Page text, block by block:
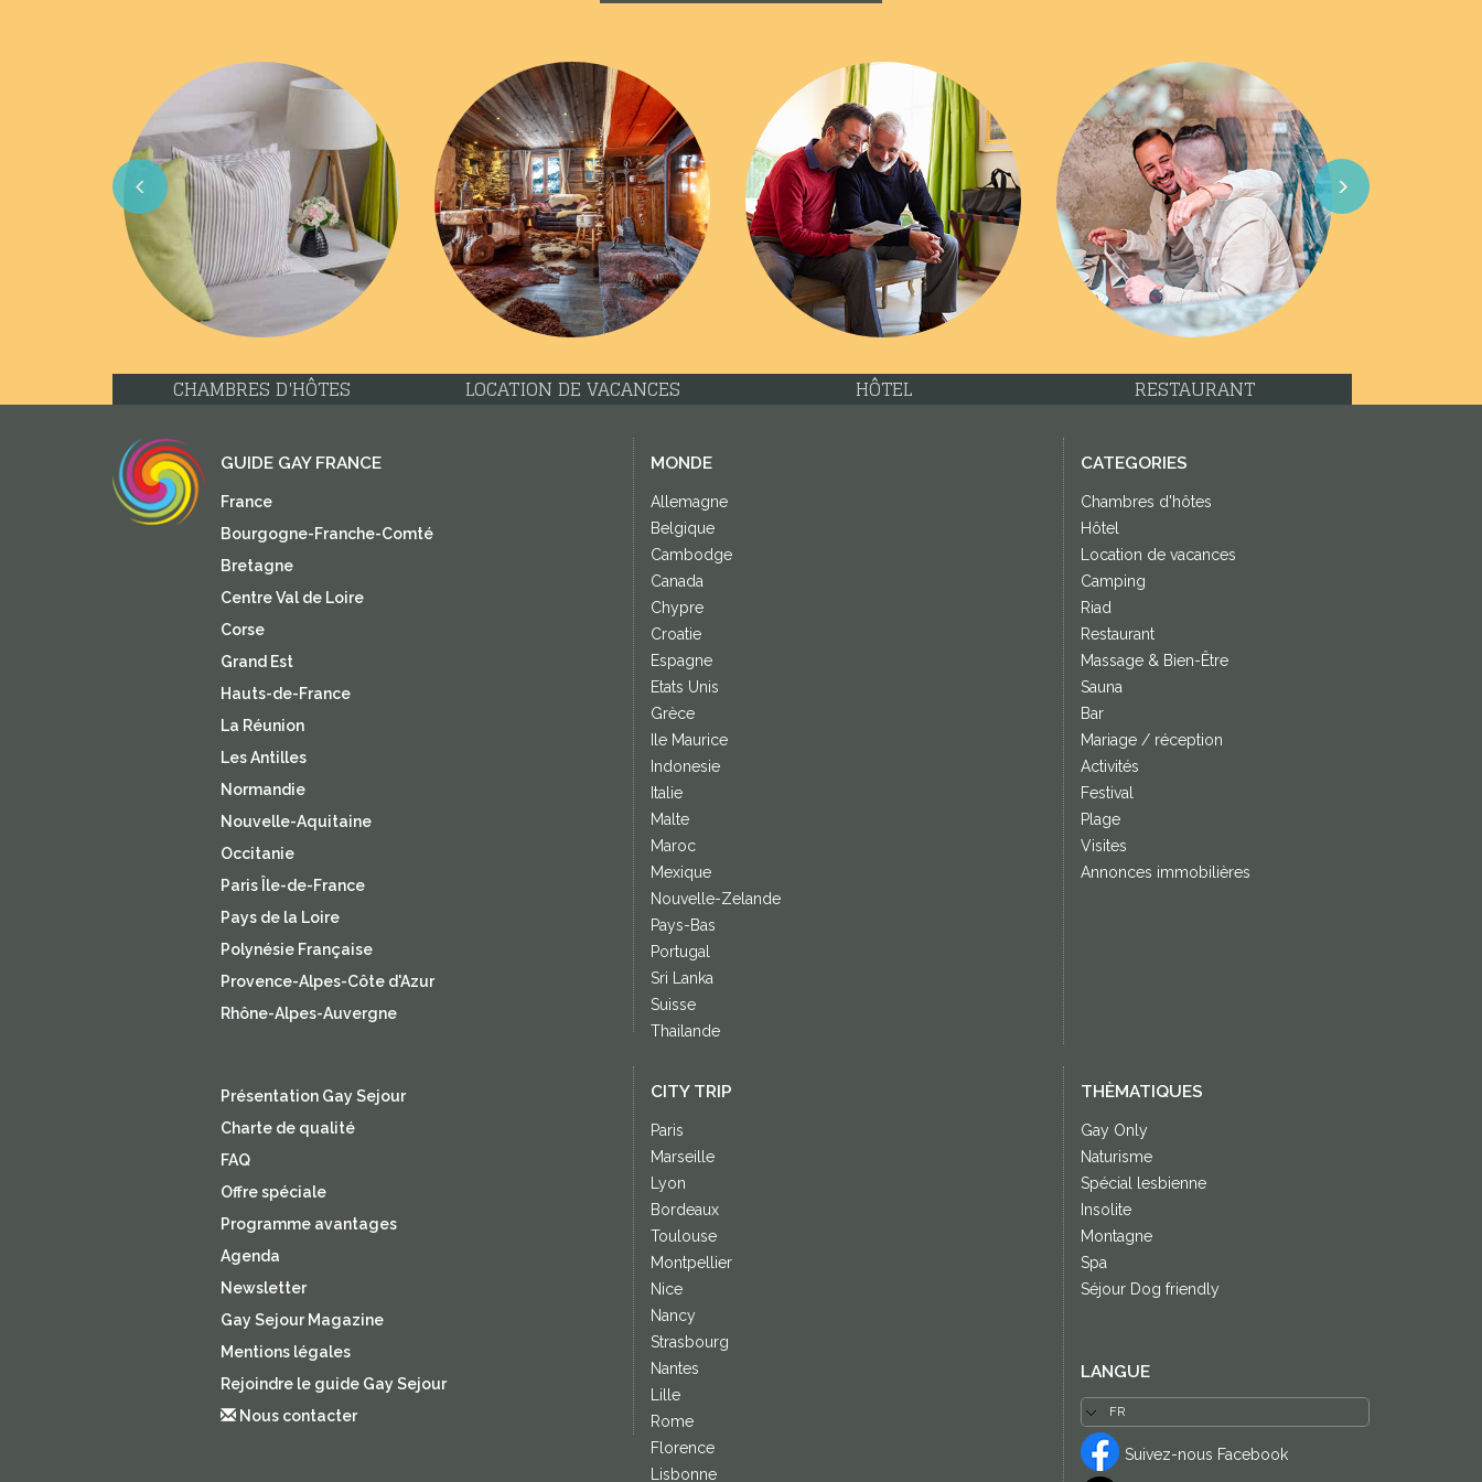
Previous Next
CHAMBRES D'HÔTES LOCATION DE VACANCES HÔTEL RESTAURANT
GUIDE GAY FRANCE
France
Bourgogne-Franche-Comté
Bretagne
Centre Val de Loire
Corse
Grand Est
Hauts-de-France
La Réunion
Les Antilles
Normandie
Nouvelle-Aquitaine
Occitanie
Paris Île-de-France
Pays de la Loire
Polynésie Française
Provence-Alpes-Côte d'Azur
Rhône-Alpes-Auvergne
MONDE
Allemagne
Belgique
Cambodge
Canada
Chypre
Croatie
Espagne
Etats Unis
Grèce
Ile Maurice
Indonesie
Italie
Malte
Maroc
Mexique
Nouvelle-Zelande
Pays-Bas
Portugal
Sri Lanka
Suisse
Thailande
CATEGORIES
Chambres d'hôtes
Hôtel
Location de vacances
Camping
Riad
Restaurant
Massage & Bien-Être
Sauna
Bar
Mariage / réception
Activités
Festival
Plage
Visites
Annonces immobilières
Présentation Gay Sejour
Charte de qualité
FAQ
Offre spéciale
Programme avantages
Agenda
Newsletter
Gay Sejour Magazine
Mentions légales
Rejoindre le guide Gay Sejour
Nous contacter
CITY TRIP
Paris
Marseille
Lyon
Bordeaux
Toulouse
Montpellier
Nice
Nancy
Strasbourg
Nantes
Lille
Rome
Florence
Lisbonne
THÈMATIQUES
Gay Only
Naturisme
Spécial lesbienne
Insolite
Montagne
Spa
Séjour Dog friendly
LANGUE
Suivez-nous Facebook